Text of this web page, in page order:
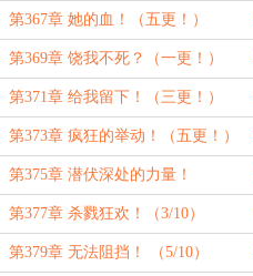
第367章 她的血！（五更！）
第369章 饶我不死？（一更！）
第371章 给我留下！（三更！）
第373章 疯狂的举动！（五更！）
第375章 潜伏深处的力量！
（1/10）
第377章 杀戮狂欢！（3/10）
第379章 无法阻挡！ （5/10）